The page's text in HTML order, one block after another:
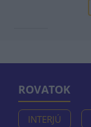
ROVATOK
INTERJÚ